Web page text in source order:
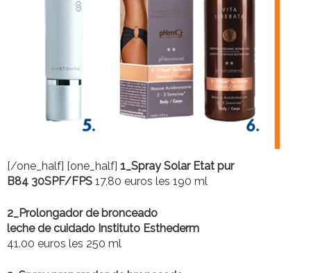
[/one_half] [one_half] 1_ Spray Solar Etat pur
B84 30SPF/FPS 17,80 euros les 190 ml
2_ Prolongador de bronceado
leche de cuidado Instituto Esthederm
41.00 euros les 250 ml